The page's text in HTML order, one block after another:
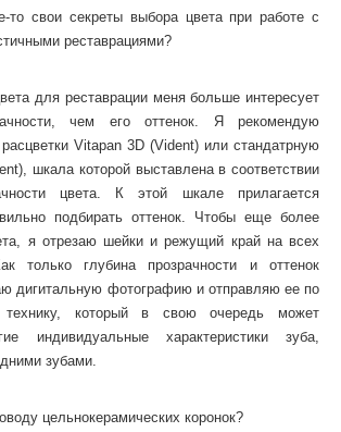
то свои секреты выбора цвета при работе с
реставрациями?
для реставрации меня больше интересует
чем его оттенок. Я рекомендую
Vitapan 3D (Vident) или стандатрную
шкала которой выставлена в соответствии
цвета. К этой шкале прилагается
подбирать оттенок. Чтобы еще более
я отрезаю шейки и режущий край на всех
только глубина прозрачности и оттенок
дигитальную фотографию и отправляю ее по
технику, который в свою очередь может
индивидуальные характеристики зуба,
зубами.
цельнокерамических коронок?